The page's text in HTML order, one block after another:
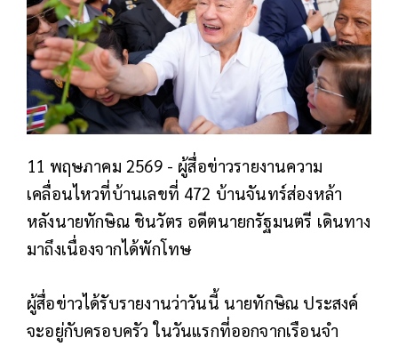
11 พฤษภาคม 2569 - ผู้สื่อข่าวรายงานความ
เคลื่อนไหวที่บ้านเลขที่ 472 บ้านจันทร์ส่องหล้า
หลังนายทักษิณ ชินวัตร อดีตนายกรัฐมนตรี เดินทาง
มาถึงเนื่องจากได้พักโทษ
ผู้สื่อข่าวได้รับรายงานว่าวันนี้ นายทักษิณ ประสงค์
จะอยู่กับครอบครัว ในวันแรกที่ออกจากเรือนจำ